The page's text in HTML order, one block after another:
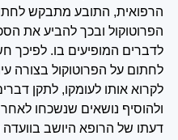
הרפואית, התובע מתבקש
הפרוטוקול ובכך להביע את
לדברים המופיעים בו. לפיכך
לחתום על הפרוטוקול בצורה
לקרוא אותו לעומקו, לתקן
ולהוסיף נושאים שנשכחו לאחר
דעתו של הרופא היושב